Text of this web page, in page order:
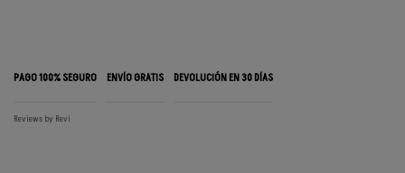
PAGO 100% SEGURO ENVÍO GRATIS DEVOLUCIÓN EN 30 DÍAS
Reviews by Revi